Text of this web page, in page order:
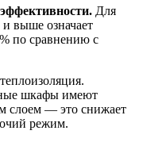
Для
и выше означает
по сравнению с
шкафы имеют
слоем — это снижает
режим.